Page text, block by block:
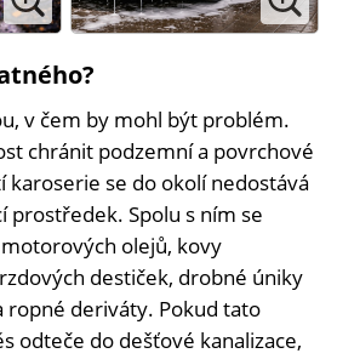
v čem by mohl být problém.
chránit podzemní a povrchové
se do okolí nedostává
prostředek. Spolu s ním se
olejů, kovy
destiček, drobné úniky
ropné deriváty. Pokud tato
odteče do dešťové kanalizace,